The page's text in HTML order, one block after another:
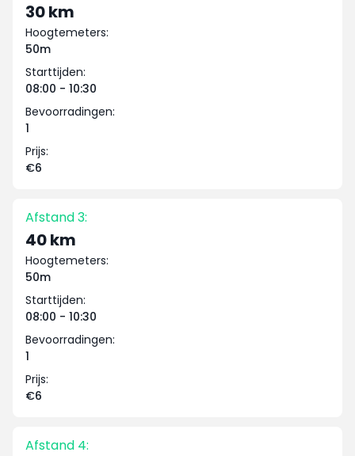
30 km
Hoogtemeters:
50m
Starttijden:
08:00 - 10:30
Bevoorradingen:
1
Prijs:
€6
Afstand 3:
40 km
Hoogtemeters:
50m
Starttijden:
08:00 - 10:30
Bevoorradingen:
1
Prijs:
€6
Afstand 4: